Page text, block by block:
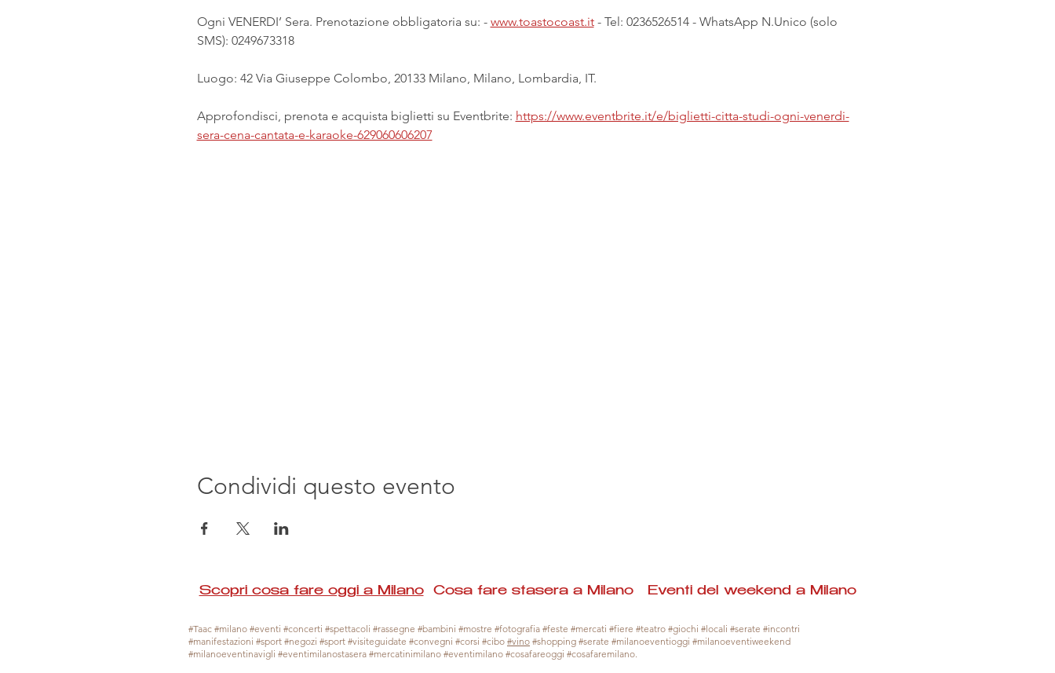
Ogni VENERDI’ Sera. Prenotazione obbligatoria su: - www.toastocoast.it - Tel: 0236526514 - WhatsApp N.Unico (solo
SMS): 0249673318
Luogo: 42 Via Giuseppe Colombo, 20133 Milano, Milano, Lombardia, IT.
Approfondisci, prenota e acquista biglietti su Eventbrite: https://www.eventbrite.it/e/biglietti-citta-studi-ogni-venerdi-
sera-cena-cantata-e-karaoke-629060606207
Condividi questo evento
Scopri cosa fare oggi a MilanoCosa fare stasera a Milano Eventi del weekend a Milano
#Taac #milano #eventi #concerti #spettacoli #rassegne #bambini #mostre #fotografia #feste #mercati #fiere #teatro #giochi #locali #serate #incontri
#manifestazioni #sport #negozi #sport #visiteguidate #convegni #corsi #cibo #vino #shopping #serate #milanoeventioggi #milanoeventiweekend
#milanoeventinavigli #eventimilanostasera #mercatinimilano #eventimilano #cosafareoggi #cosafaremilano.